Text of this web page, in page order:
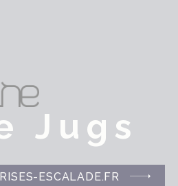
Jugs
ESCALADE.FR